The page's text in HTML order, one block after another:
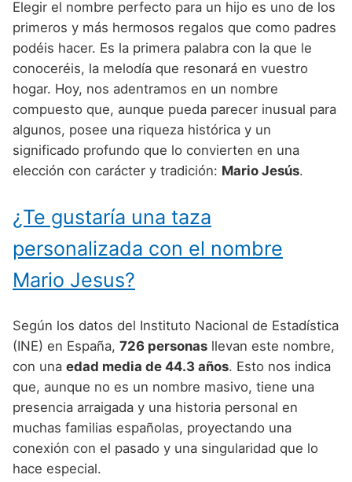
Nombres de niño que empiezan por D
Nombres de niño que empiezan por E
Nombres de niño que empiezan por F
Nombres de niño que empiezan por G
Nombres de niño que empiezan por H
Nombres de niño que empiezan por I
Nombres de niño que empiezan por K
Nombres de niño que empiezan por L
Nombres de niño que empiezan por M
Nombres de niño que empiezan por N
Nombres de niño que empiezan por O
Nombres de niño que empiezan por P
Nombres de niño que empiezan por Q
Nombres de niño que empiezan por R
Nombres de niño que empiezan por S
Nombres de Niño Asturianos
Nombres de Niño Baleares
Nombres de Niño Canarios
Nombres de Niño Cantabros
Nombres de Niño Castellanos
Nombres de Niño Catalanes
Nombres de Niño Madrileños
Nombres de Niño Murcianos
Nombres de Niño Navarros
Nombres de Niño Riojanos
Nombres de Niño Valencianos
Nombres de Niño Vascos
Nombres de Niño Celtas
Nombres de Niño Egipcios
Nombres de Niño Griegos
Nombres de Niño Mitologicos
Nombres de Niño Romanos
Nombres de Niño Vikingos
Nombres de Niño Alemanes
Nombres de Niño Americanos
Nombres de Niño Arabes
Nombres de Niño Chinos
Nombres de Niño Franceses
Nombres de Niño Hispanoamericanos
Nombres de Niño Ingleses
Nombres de Niño Italianos
Nombres de Niño Japoneses
Nombres de Niño Marroquíes
Nombres de Niño Portugueses
Nombres de Niño Rumanos
Nombres de Niño Rusos
Nombres de Niño Suecos
Buscar
Elegir el nombre perfecto para un hijo es uno de los
primeros y más hermosos regalos que como padres
podéis hacer. Es la primera palabra con la que le
conoceréis, la melodía que resonará en vuestro
hogar. Hoy, nos adentramos en un nombre
compuesto que, aunque pueda parecer inusual para
algunos, posee una riqueza histórica y un
significado profundo que lo convierten en una
elección con carácter y tradición: Mario Jesús.
¿Te gustaría una taza
personalizada con el nombre
Mario Jesus?
Según los datos del Instituto Nacional de Estadística
(INE) en España, 726 personas llevan este nombre,
con una edad media de 44.3 años. Esto nos indica
que, aunque no es un nombre masivo, tiene una
presencia arraigada y una historia personal en
muchas familias españolas, proyectando una
conexión con el pasado y una singularidad que lo
hace especial.